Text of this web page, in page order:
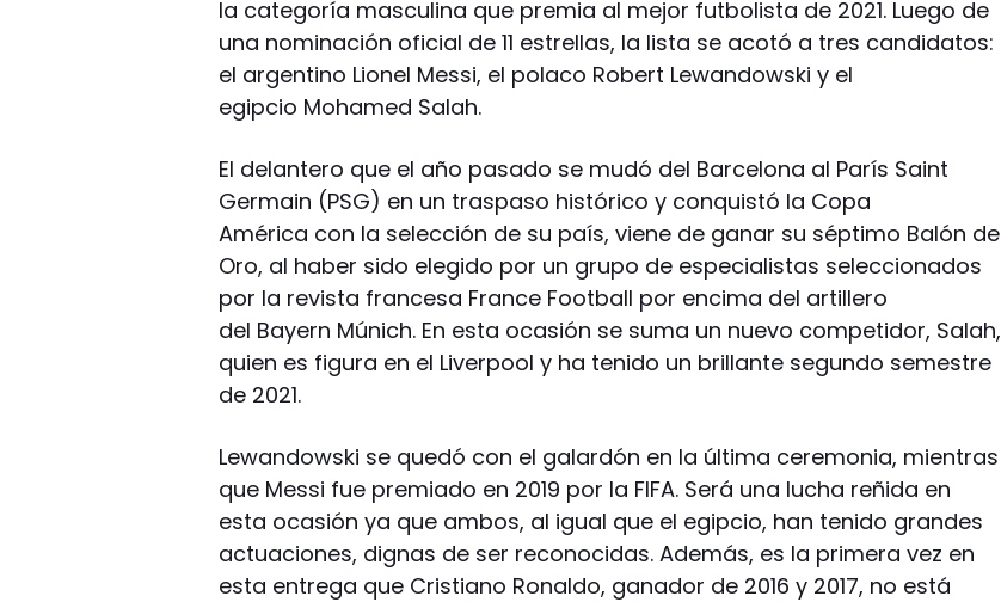
la categoría masculina que premia al mejor futbolista de 2021. Luego de
una nominación oficial de 11 estrellas, la lista se acotó a tres candidatos:
el argentino Lionel Messi, el polaco Robert Lewandowski y el
egipcio Mohamed Salah.
El delantero que el año pasado se mudó del Barcelona al París Saint
Germain (PSG) en un traspaso histórico y conquistó la Copa
América con la selección de su país, viene de ganar su séptimo Balón de
Oro, al haber sido elegido por un grupo de especialistas seleccionados
por la revista francesa France Football por encima del artillero
del Bayern Múnich. En esta ocasión se suma un nuevo competidor, Salah,
quien es figura en el Liverpool y ha tenido un brillante segundo semestre
de 2021.
Lewandowski se quedó con el galardón en la última ceremonia, mientras
que Messi fue premiado en 2019 por la FIFA. Será una lucha reñida en
esta ocasión ya que ambos, al igual que el egipcio, han tenido grandes
actuaciones, dignas de ser reconocidas. Además, es la primera vez en
esta entrega que Cristiano Ronaldo, ganador de 2016 y 2017, no está